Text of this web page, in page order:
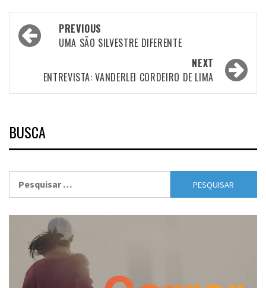
Post
navigation
PREVIOUS
UMA SÃO SILVESTRE DIFERENTE
NEXT
ENTREVISTA: VANDERLEI CORDEIRO DE LIMA
BUSCA